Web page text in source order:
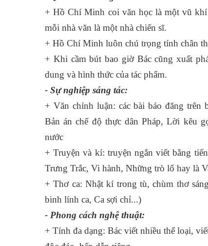
+ Hồ Chí Minh coi văn học là một vũ khí
mỗi nhà văn là một nhà chiến sĩ.
+ Hồ Chí Minh luôn chú trọng tính chân
+ Khi cầm bút bao giờ Bác cũng xuất
dung và hình thức của tác phẩm.
- Sự nghiệp sáng tác:
+ Văn chính luận: các bài báo đăng
Bản án chế độ thực dân Pháp, Lời kêu
nước
+ Truyện và kí: truyện ngắn viết bằng
Trưng Trắc, Vi hành, Những trò lố hay là
+ Thơ ca: Nhật kí trong tù, chùm thơ
binh lính ca, Ca sợi chỉ...)
- Phong cách nghệ thuật:
+ Tính đa dạng: Bác viết nhiều thể loại,